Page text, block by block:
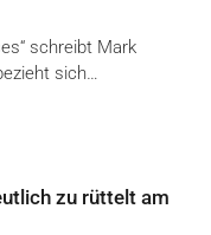
schreibt Mark
sich…
zu rüttelt am